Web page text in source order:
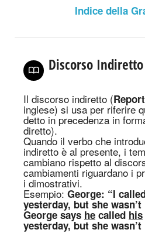
Indice della
Discorso Indiretto
Il discorso indiretto (
inglese) si usa per riferire
detto in precedenza in
diretto).
Quando il verbo che
indiretto è al presente, i
cambiano rispetto al
cambiamenti riguardano i
i dimostrativi.
Esempio: George: “I
yesterday, but she wasn’t
George says he called his
yesterday, but she wasn’t